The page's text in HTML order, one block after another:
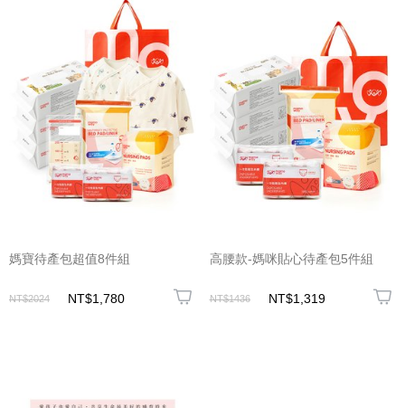
媽寶待產包超值8件組
NT$2024 NT$1,780
高腰款-媽咪貼心待產包5件組
NT$1436 NT$1,319